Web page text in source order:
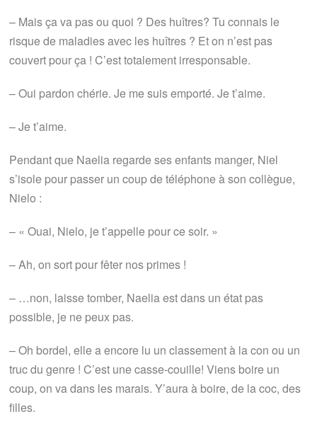
– Mais ça va pas ou quoi ? Des huîtres? Tu connais le
risque de maladies avec les huîtres ? Et on n’est pas
couvert pour ça ! C’est totalement irresponsable.
– Oui pardon chérie. Je me suis emporté. Je t’aime.
– Je t’aime.
Pendant que Naelia regarde ses enfants manger, Niel
s’isole pour passer un coup de téléphone à son collègue,
Nielo :
– « Ouai, Nielo, je t’appelle pour ce soir. »
– Ah, on sort pour fêter nos primes !
– …non, laisse tomber, Naelia est dans un état pas
possible, je ne peux pas.
– Oh bordel, elle a encore lu un classement à la con ou un
truc du genre ! C’est une casse-couille! Viens boire un
coup, on va dans les marais. Y’aura à boire, de la coc, des
filles.